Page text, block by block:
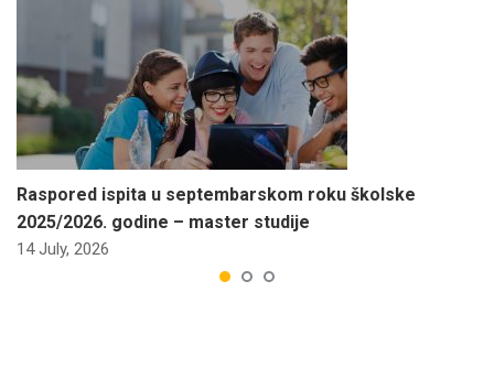
Raspored ispita u septembarskom roku školske
2025/2026. godine – master studije
14 July, 2026